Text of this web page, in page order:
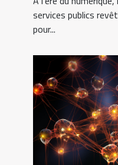
entreprises
services publics
pour...